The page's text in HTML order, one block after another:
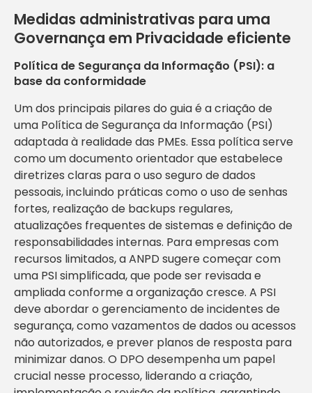
Medidas administrativas para uma
Governança em Privacidade eficiente
Política de Segurança da Informação (PSI): a
base da conformidade
Um dos principais pilares do guia é a criação de
uma Política de Segurança da Informação (PSI)
adaptada à realidade das PMEs. Essa política serve
como um documento orientador que estabelece
diretrizes claras para o uso seguro de dados
pessoais, incluindo práticas como o uso de senhas
fortes, realização de backups regulares,
atualizações frequentes de sistemas e definição de
responsabilidades internas. Para empresas com
recursos limitados, a ANPD sugere começar com
uma PSI simplificada, que pode ser revisada e
ampliada conforme a organização cresce. A PSI
deve abordar o gerenciamento de incidentes de
segurança, como vazamentos de dados ou acessos
não autorizados, e prever planos de resposta para
minimizar danos. O DPO desempenha um papel
crucial nesse processo, liderando a criação,